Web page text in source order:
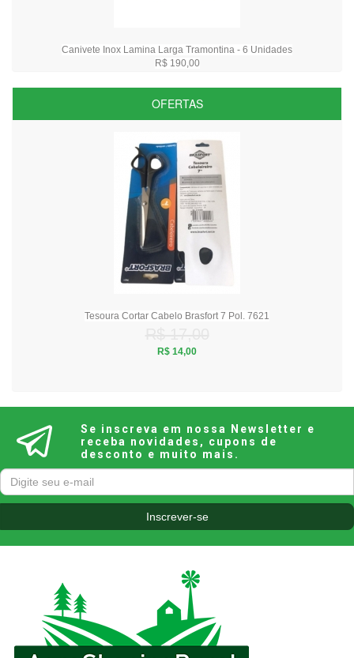
Canivete Inox Lamina Larga Tramontina - 6 Unidades
R$ 190,00
OFERTAS
Tesoura Cortar Cabelo Brasfort 7 Pol. 7621
R$ 14,00
Se inscreva em nossa Newsletter e
receba novidades, cupons de
desconto e muito mais.